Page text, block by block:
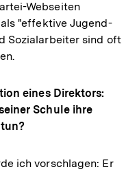
Webseiten
"effektive Jugend-
Sozialarbeiter sind oft
eines Direktors:
Schule ihre
ich vorschlagen: Er